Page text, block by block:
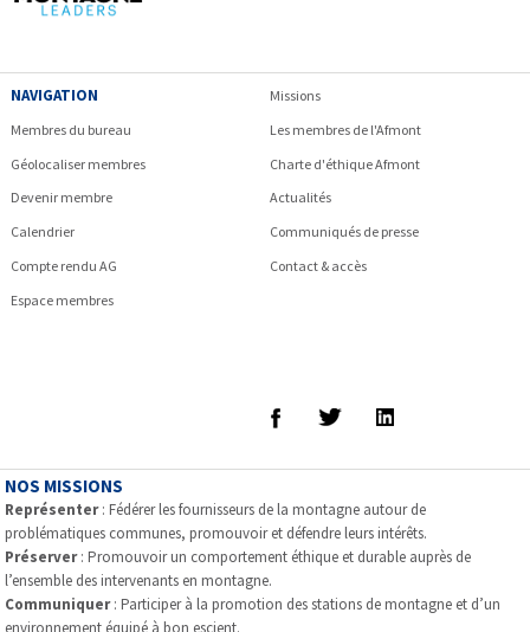
NAVIGATION
Missions
Membres du bureau
Les membres de l'Afmont
Géolocaliser membres
Charte d'éthique Afmont
Devenir membre
Actualités
Calendrier
Communiqués de presse
Compte rendu AG
Contact & accès
Espace membres
NOS MISSIONS
Représenter: Fédérer les fournisseurs de la montagne autour de
problématiques communes, promouvoir et défendre leurs intérêts.
Préserver: Promouvoir un comportement éthique et durable auprès de
l’ensemble des intervenants en montagne.
Communiquer: Participer à la promotion des stations de montagne et d’un